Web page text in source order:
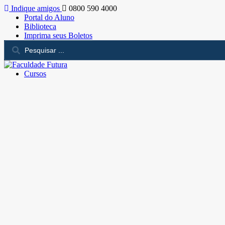
Indique amigos
0800 590 4000
Portal do Aluno
Biblioteca
Imprima seus Boletos
Cursos